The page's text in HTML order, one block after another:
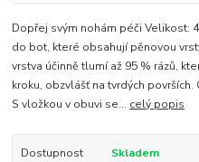
Dopřej svým nohám péči Velikost:
do bot, které obsahují pěnovou
vrstva účinně tlumí až 95 % rázů,
kroku, obzvlášť na tvrdých
S vložkou v obuvi se... celý popis
Dostupnost Skladem